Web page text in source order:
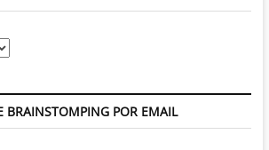
BRAINSTOMPING POR EMAIL